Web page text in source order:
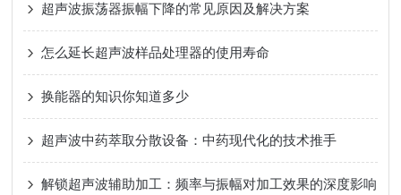
超声波振荡器振幅下降的常见原因及解决方案
怎么延长超声波样品处理器的使用寿命
换能器的知识你知道多少
超声波中药萃取分散设备：中药现代化的技术推手
解锁超声波辅助加工：频率与振幅对加工效果的深度影响